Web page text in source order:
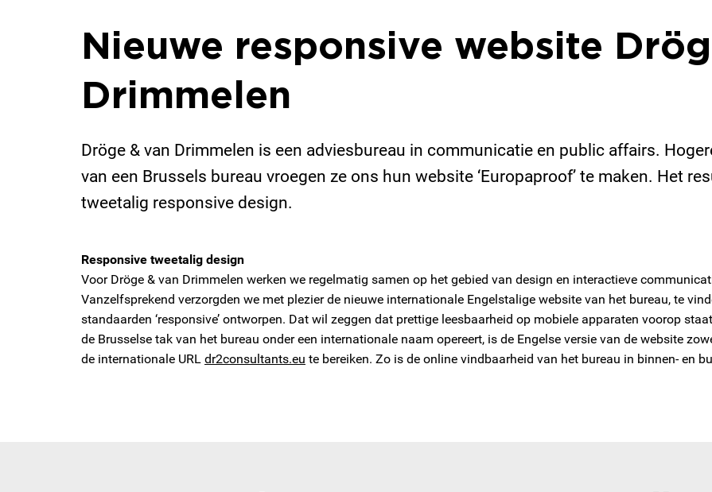
Nieuwe responsive website
Drimmelen
Dröge & van Drimmelen is een adviesbureau in communicatie en public affairs.
van een Brussels bureau vroegen ze ons hun website ‘Europaproof’ te maken. Het
tweetalig responsive design.
Responsive tweetalig design
Voor Dröge & van Drimmelen werken we regelmatig samen op het gebied van design en interactieve
Vanzelfsprekend verzorgden we met plezier de nieuwe internationale Engelstalige website van het bureau, te
standaarden ‘responsive’ ontworpen. Dat wil zeggen dat prettige leesbaarheid op mobiele apparaten voorop
de Brusselse tak van het bureau onder een internationale naam opereert, is de Engelse versie van de website
de internationale URL dr2consultants.eu te bereiken. Zo is de online vindbaarheid van het bureau in binnen- en